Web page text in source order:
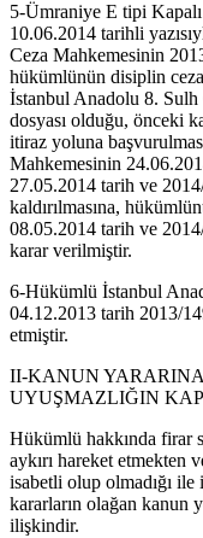
5-Ümraniye E tipi
10.06.2014 tarihli
Ceza Mahkemesinin
hükümlünün disiplin
İstanbul Anadolu 8. Sulh
dosyası olduğu, önceki
itiraz yoluna
Mahkemesinin
27.05.2014 tarih ve
kaldırılmasına,
08.05.2014 tarih ve
karar verilmiştir.
6-Hükümlü İstanbul
04.12.2013 tarih 2013/
etmiştir.
II-KANUN
UYUŞMAZLIĞIN
Hükümlü hakkında firar
aykırı hareket etmekten
isabetli olup olmadığı
kararların olağan kanun
ilişkindir.